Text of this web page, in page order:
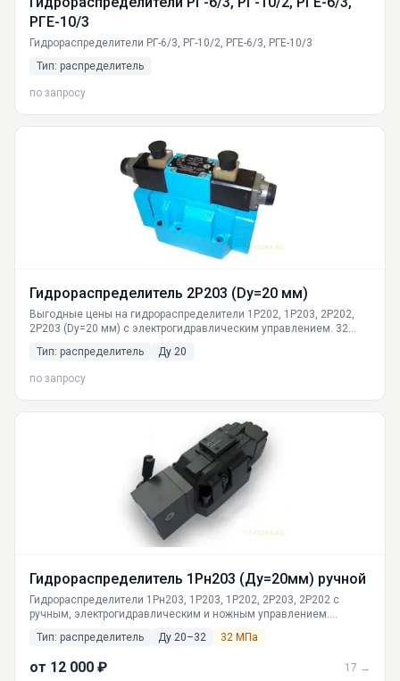
РГЕ-10/3
Гидрораспределители РГ-6/3, РГ-10/2, РГЕ-6/3, РГЕ-10/3
Тип: распределитель
по запросу
Гидрораспределитель 2Р203 (Dy=20 мм)
Выгодные цены на гидрораспределители 1Р202, 1Р203, 2Р202,
2Р203 (Dу=20 мм) с электрогидравлическим управлением. 32
Собственное производство.
Тип: распределитель Ду 20
по запросу
Гидрораспределитель 1Рн203 (Ду=20мм) ручной
Гидрораспределители 1Рн203, 1Р203, 1Р202, 2Р203, 2Р202 с
ручным, электрогидравлическим и ножным управлением.
мин. Работа на минеральных маслах от -40°C. Производство и
Тип: распределитель Ду 20–32 32 МПа
от 12 000 ₽ 17 →